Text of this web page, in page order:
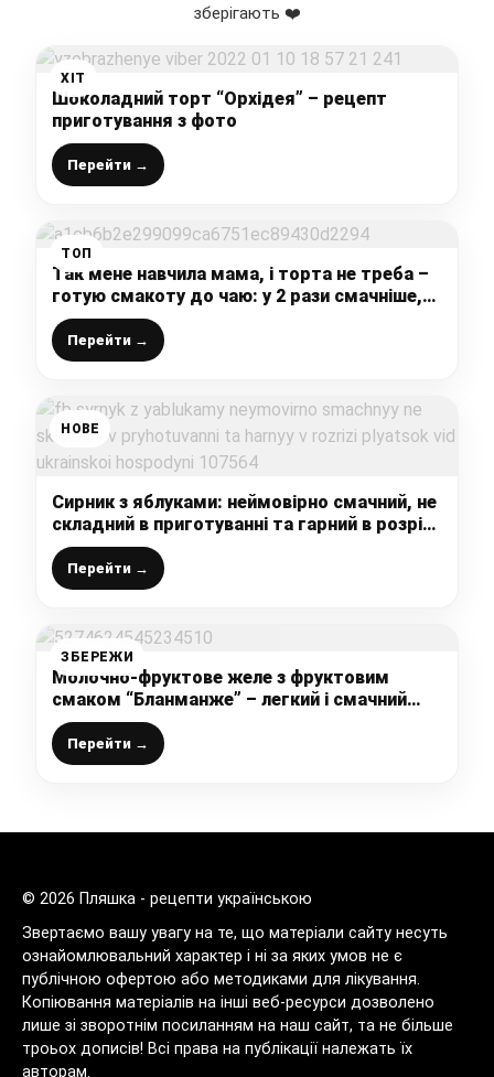
зберігають ❤️
ХІТ
Шоколадний торт “Орхідея” – рецепт
приготування з фото
Перейти →
ТОП
Так мене навчила мама, і торта не треба –
готую смакоту до чаю: у 2 рази смачніше,
ніж звичайні пироги
Перейти →
НОВЕ
Сирник з яблуками: неймовірно смачний, не
складний в приготуванні та гарний в розрізі
пляцок від української господині
Перейти →
ЗБЕРЕЖИ
Молочно-фруктове желе з фруктовим
смаком “Бланманже” – легкий і смачний
десерт на раз-два!
Перейти →
© 2026 Пляшка - рецепти українською
Звертаємо вашу увагу на те, що матеріали сайту несуть
ознайомлювальний характер і ні за яких умов не є
публічною офертою або методиками для лікування.
Копіювання матеріалів на інші веб-ресурси дозволено
лише зі зворотнім посиланням на наш сайт, та не більше
троьох дописів! Всі права на публікації належать їх
авторам.